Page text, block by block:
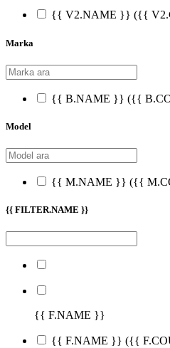
{{ V2.NAME }} ({{
Marka
{{ B.NAME }} ({{
Model
{{ M.NAME }} ({{
{{ FILTER.NAME }}
{{ F.NAME }}
{{ F.NAME }} ({{